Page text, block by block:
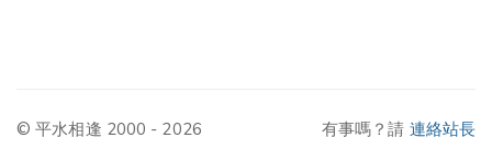
© 平水相逢 2000 - 2026 有事嗎？請 連絡站長